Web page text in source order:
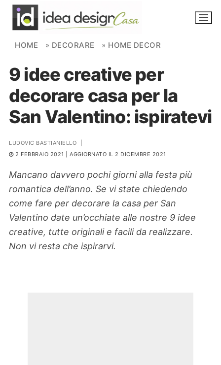
Skip to content
NOVITÀ
AMBIENTI
FAI DA TE
PIANTE
Search for:
HOME » DECORARE » HOME DECOR
9 idee creative per
decorare casa per la
San Valentino: ispiratevi
LUDOVIC BASTIANIELLO
2 FEBBRAIO 2021
| AGGIORNATO IL 2 DICEMBRE 2021
Mancano davvero pochi giorni alla festa più
romantica dell’anno. Se vi state chiedendo
come fare per decorare la casa per San
Valentino date un’occhiate alle nostre 9 idee
creative, tutte originali e facili da realizzare.
Non vi resta che ispirarvi.